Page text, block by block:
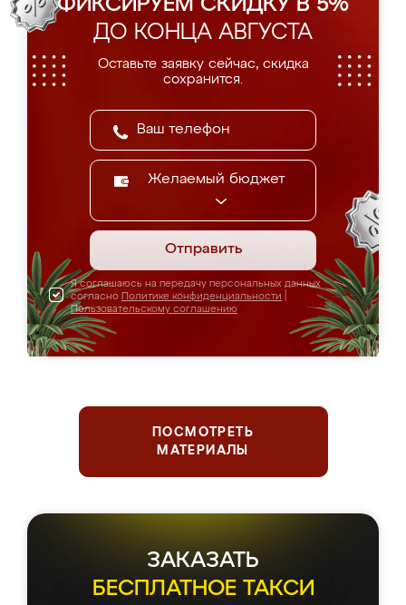
ФИКСИРУЕМ СКИДКУ В 5%
ДО КОНЦА АВГУСТА
Оставьте заявку сейчас, скидка
сохранится.
Желаемый бюджет
Отправить
Я соглашаюсь на передачу персональных данных
согласно Политике конфиденциальности
Пользовательскому соглашению
ПОСМОТРЕТЬ
МАТЕРИАЛЫ
ЗАКАЗАТЬ
БЕСПЛАТНОЕ ТАКСИ